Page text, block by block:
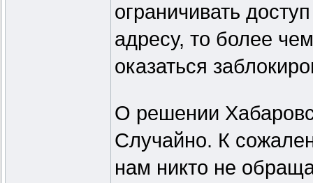
ограничивать
адресу, то более
оказаться
О решении
Случайно. К
нам никто не